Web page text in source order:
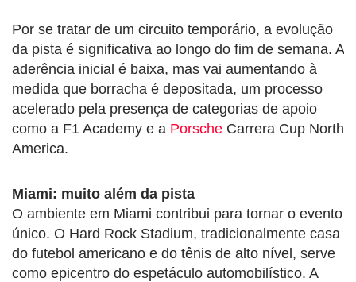
Por se tratar de um circuito temporário, a evolução
da pista é significativa ao longo do fim de semana. A
aderência inicial é baixa, mas vai aumentando à
medida que borracha é depositada, um processo
acelerado pela presença de categorias de apoio
como a F1 Academy e a Porsche Carrera Cup North
America.
Miami: muito além da pista
O ambiente em Miami contribui para tornar o evento
único. O Hard Rock Stadium, tradicionalmente casa
do futebol americano e do tênis de alto nível, serve
como epicentro do espetáculo automobilístico. A